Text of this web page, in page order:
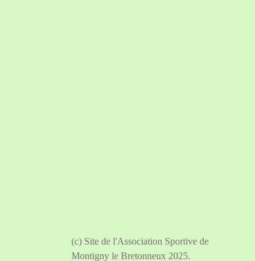
(c) Site de l'Association Sportive de
Montigny le Bretonneux 2025.